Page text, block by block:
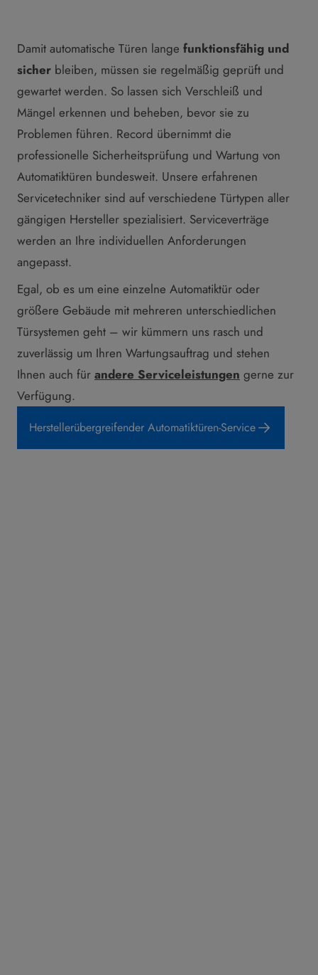
Damit automatische Türen lange funktionsfähig und
sicher bleiben, müssen sie regelmäßig geprüft und
gewartet werden. So lassen sich Verschleiß und
Mängel erkennen und beheben, bevor sie zu
Problemen führen. Record übernimmt die
professionelle Sicherheitsprüfung und Wartung von
Automatiktüren bundesweit. Unsere erfahrenen
Servicetechniker sind auf verschiedene Türtypen aller
gängigen Hersteller spezialisiert. Serviceverträge
werden an Ihre individuellen Anforderungen
angepasst.
Egal, ob es um eine einzelne Automatiktür oder
größere Gebäude mit mehreren unterschiedlichen
Türsystemen geht – wir kümmern uns rasch und
zuverlässig um Ihren Wartungsauftrag und stehen
Ihnen auch für andere Serviceleistungen gerne zur
Verfügung.
Herstellerübergreifender Automatiktüren-Service